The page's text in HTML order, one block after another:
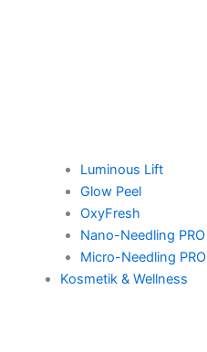
Luminous Lift
Glow Peel
OxyFresh
Nano-Needling PRO
Micro-Needling PRO
Kosmetik & Wellness